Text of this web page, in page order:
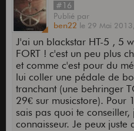
#16
Publié par
ben22 le 29 Mai 2013,
J'ai un blackstar HT-5 , 5
FORT ! c'est un peu plus
et comme c'est pour du
lui coller une pédale de
tranchant (une behringer
29€ sur musicstore). Pour
sais pas quoi te
connaisseur. Je peux